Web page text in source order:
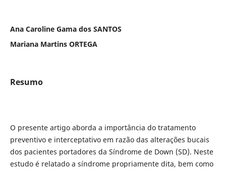
Ana Caroline Gama dos SANTOS
Mariana Martins ORTEGA
Resumo
O presente artigo aborda a importância do tratamento
preventivo e interceptativo em razão das alterações bucais
dos pacientes portadores da Síndrome de Down (SD). Neste
estudo é relatado a síndrome propriamente dita, bem como